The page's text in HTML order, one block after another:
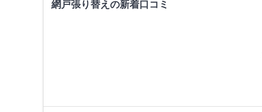
網戸張り替えの新着口コミ